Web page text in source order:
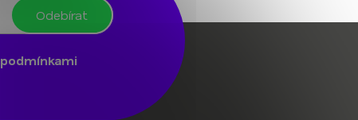
podmínkami
Odebírat